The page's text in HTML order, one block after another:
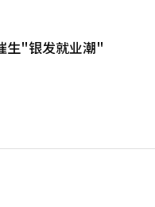
生"银发就业潮"